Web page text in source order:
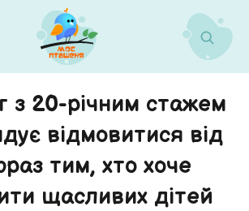
з 20-річним стажем
відмовитися від
тим, хто хоче
щасливих дітей